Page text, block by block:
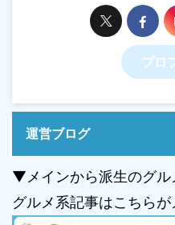
プロ
運営ブログ
▼メインから派生のグル
グルメ系記事はこちらが